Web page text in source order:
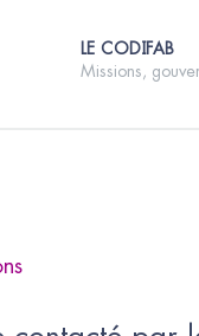
LE CODIFAB
Missions,